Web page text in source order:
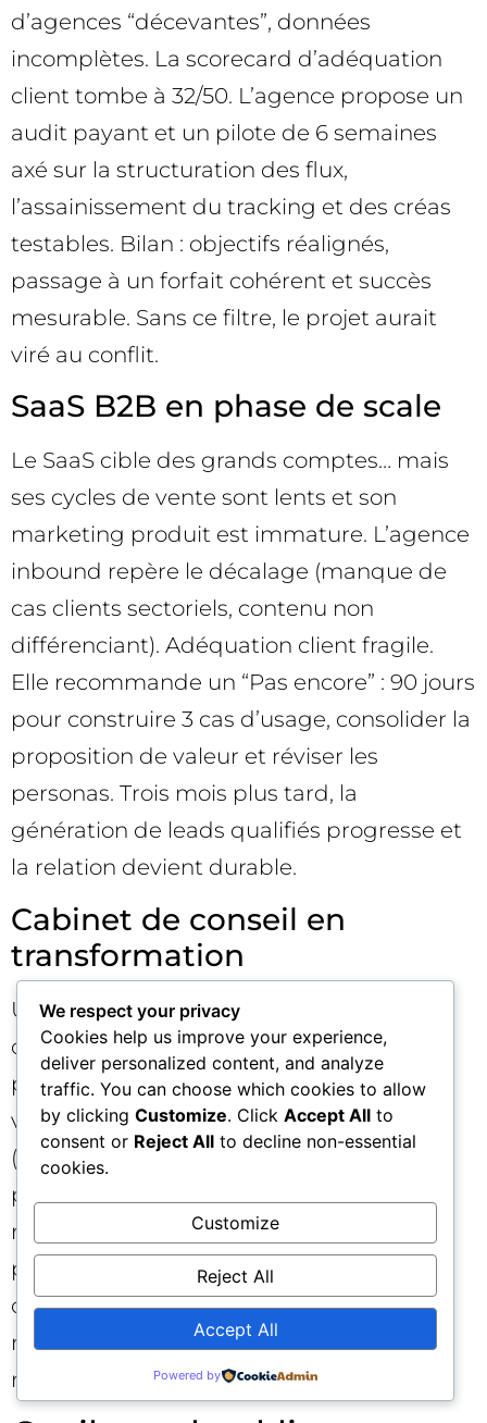
d’agences “décevantes”, données
incomplètes. La scorecard d’adéquation
client tombe à 32/50. L’agence propose un
audit payant et un pilote de 6 semaines
axé sur la structuration des flux,
l’assainissement du tracking et des créas
testables. Bilan : objectifs réalignés,
passage à un forfait cohérent et succès
mesurable. Sans ce filtre, le projet aurait
viré au conflit.
SaaS B2B en phase de scale
Le SaaS cible des grands comptes… mais
ses cycles de vente sont lents et son
marketing produit est immature. L’agence
inbound repère le décalage (manque de
cas clients sectoriels, contenu non
différenciant). Adéquation client fragile.
Elle recommande un “Pas encore” : 90 jours
pour construire 3 cas d’usage, consolider la
proposition de valeur et réviser les
personas. Trois mois plus tard, la
génération de leads qualifiés progresse et
la relation devient durable.
Cabinet de conseil en
transformation
Un industriel demande une refonte
organisationnelle totale, mais refuse la
phase de diagnostic et veut aller “plus
vite”. Le cabinet pose des garde-fous
(diagnostic obligatoire, comités de
pilotage, indicateurs d’adoption). Face au
refus, il décline et recommande un
partenaire spécialisé en conduite ultra-
opérationnelle. Résultat : pas de mission
non viable, réputation préservée, et
recommandation mutuelle ultérieure.
We respect your privacy
Cookies help us improve your experience,
deliver personalized content, and analyze
traffic. You can choose which cookies to allow
by clicking Customize. Click Accept All to
consent or Reject All to decline non-essential
cookies.
Customize
Reject All
Accept All
Powered by